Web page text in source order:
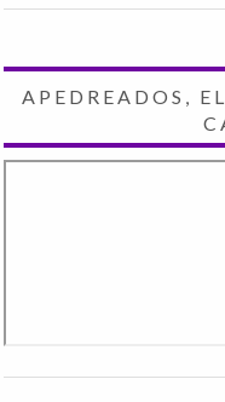
APEDREADOS,